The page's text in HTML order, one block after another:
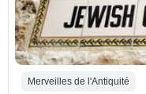
Merveilles de l'Antiquité